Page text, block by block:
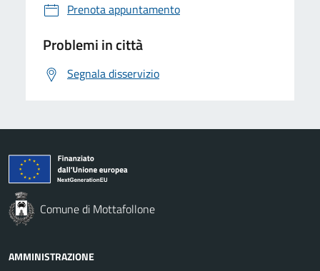
Prenota appuntamento
Problemi in città
Segnala disservizio
Comune di Mottafollone
AMMINISTRAZIONE